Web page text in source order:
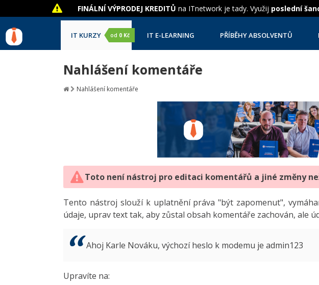
FINÁLNÍ VÝPRODEJ KREDITŮ na ITnetwork je tady. Využij poslední
IT KURZY od 0 Kč IT E-LEARNING PŘÍBĚHY ABSOLVENTŮ
Nahlášení komentáře
Nahlášení komentáře
Toto není nástroj pro editaci komentářů a jiné změny
Tento nástroj slouží k uplatnění práva "být zapomenut",
údaje, uprav text tak, aby zůstal obsah komentáře zachován, ale
Ahoj Karle Nováku, výchozí heslo k modemu je admin123
Upravíte na: